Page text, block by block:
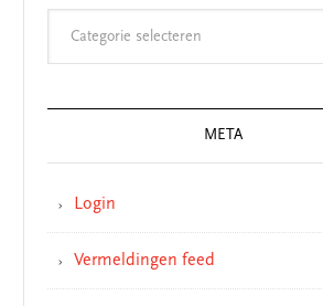
META
Login
Vermeldingen feed